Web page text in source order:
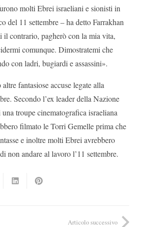
molti Ebrei israeliani e sionisti in
del 11 settembre – ha detto Farrakhan
il contrario, pagherò con la mia vita,
comunque. Dimostratemi che
con ladri, bugiardi e assassini».
fantasiose accuse legate alla
Secondo l’ex leader della Nazione
troupe cinematografica israeliana
filmato le Torri Gemelle prima che
e inoltre molti Ebrei avrebbero
non andare al lavoro l’11 settembre.
Articolo successivo